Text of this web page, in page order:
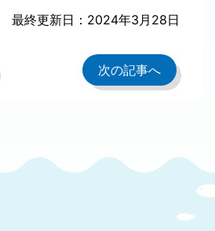
最終更新日：2024年3月28日
次の記事へ